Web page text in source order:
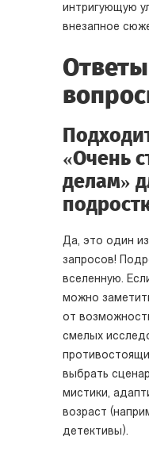
интригующую
внезапное
«Очень
делам»
Да, это один
запросов!
вселенную.
можно
от
смелых
выбрать
мистики,
возраст
детективы).